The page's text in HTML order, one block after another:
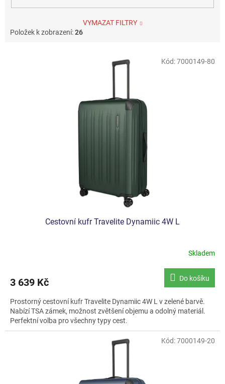
VYMAZAT FILTRY
Položek k zobrazení:26
Cestovní kufr Travelite Dynamiic 4W L
Skladem
3 639 Kč Do košíku
Prostorný cestovní kufr Travelite Dynamiic 4W L v zelené barvě.
Nabízí TSA zámek, možnost zvětšení objemu a odolný materiál.
Perfektní volba pro všechny typy cest.
Kód:7000149-80
Kód:7000149-20